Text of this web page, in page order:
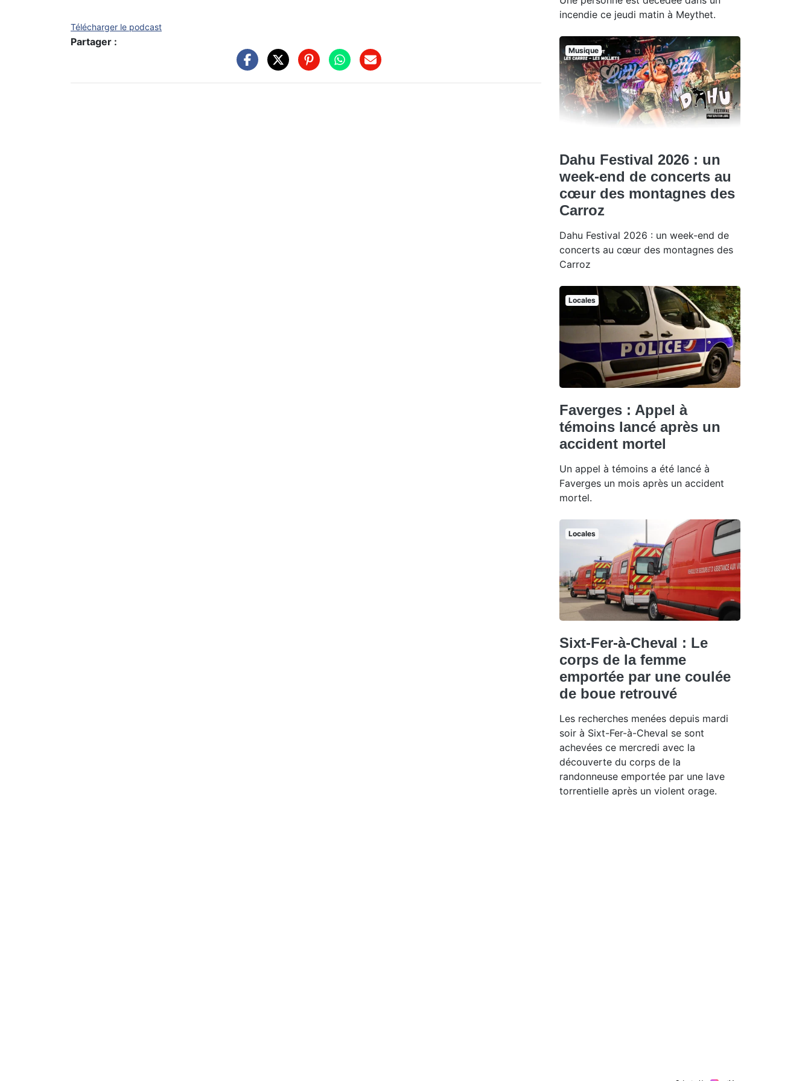
Télécharger le podcast
Partager :
incendie ce jeudi matin à Meythet.
Musique
Dahu Festival 2026 : un
week-end de concerts au
cœur des montagnes des
Carroz
Dahu Festival 2026 : un week-end de
concerts au cœur des montagnes des
Carroz
Locales
Faverges : Appel à
témoins lancé après un
accident mortel
Un appel à témoins a été lancé à
Faverges un mois après un accident
mortel.
Locales
Sixt-Fer-à-Cheval : Le
corps de la femme
emportée par une coulée
de boue retrouvé
Les recherches menées depuis mardi
soir à Sixt-Fer-à-Cheval se sont
achevées ce mercredi avec la
découverte du corps de la
randonneuse emportée par une lave
torrentielle après un violent orage.